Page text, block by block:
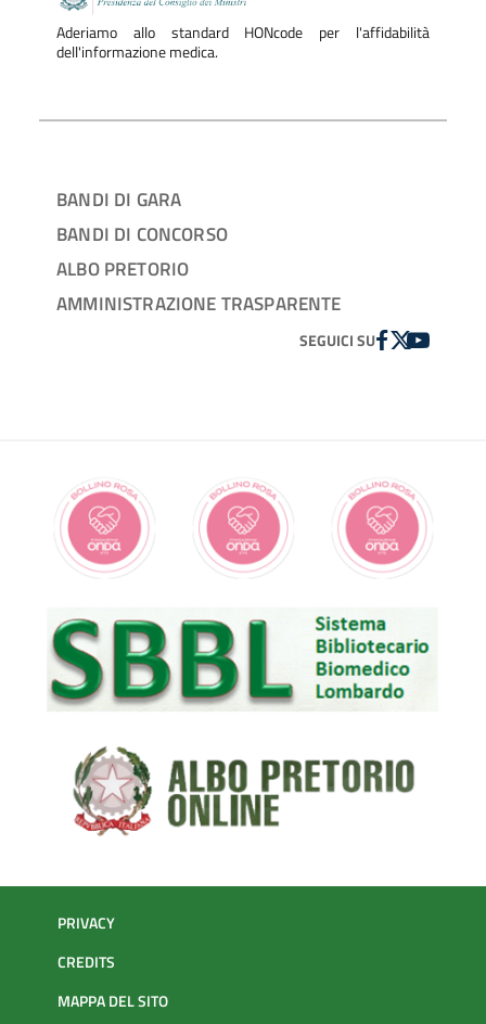
Aderiamo allo standard HONcode per l'affidabilità
dell'informazione medica.
BANDI DI GARA
BANDI DI CONCORSO
ALBO PRETORIO
AMMINISTRAZIONE TRASPARENTE
SEGUICI SUFACEBOOK
TWITTER
YOUTUBE
PRIVACY
CREDITS
MAPPA DEL SITO